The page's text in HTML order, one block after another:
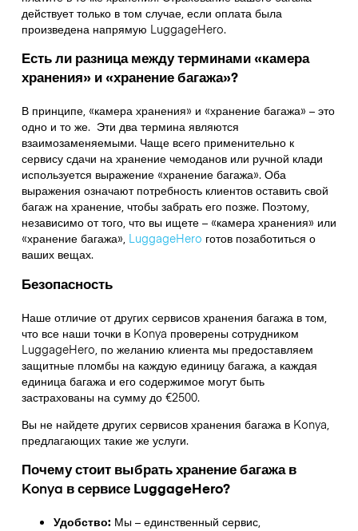
действует только в том случае, если оплата была
произведена напрямую LuggageHero.
Есть ли разница между терминами «камера
хранения» и «хранение багажа»?
В принципе, «камера хранения» и «хранение багажа» – это
одно и то же. Эти два термина являются
взаимозаменяемыми. Чаще всего применительно к
сервису сдачи на хранение чемоданов или ручной клади
используется выражение «хранение багажа». Оба
выражения означают потребность клиентов оставить свой
багаж на хранение, чтобы забрать его позже. Поэтому,
независимо от того, что вы ищете – «камера хранения» или
«хранение багажа»,LuggageHero готов позаботиться о
ваших вещах.
Безопасность
Наше отличие от других сервисов хранения багажа в том,
чтовсе наши точки в Konya проверены сотрудником
LuggageHero, по желанию клиента мы предоставляем
защитные пломбы на каждую единицу багажа, а каждая
единица багажа и его содержимое могут быть
застрахованы на сумму до €2500.
Вы не найдете других сервисов хранения багажа в Konya
предлагающих такие же услуги.
Почему стоит выбрать хранение багажа в
Konya в сервисе LuggageHero?
Удобство: Мы – единственный сервис,